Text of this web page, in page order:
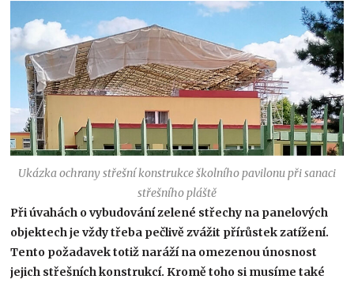
Ukázka ochrany střešní konstrukce školního pavilonu při sanaci
střešního pláště
Při úvahách o vybudování zelené střechy na panelových
objektech je vždy třeba pečlivě zvážit přírůstek zatížení.
Tento požadavek totiž naráží na omezenou únosnost
jejich střešních konstrukcí. Kromě toho si musíme také